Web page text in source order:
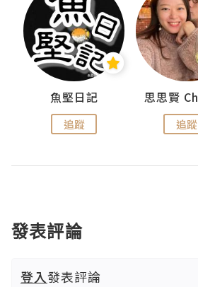
魚堅日記
追蹤 追蹤
發表評論
登入發表評論